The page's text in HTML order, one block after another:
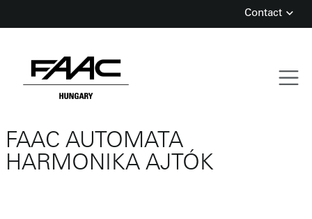
to
content
Contact
FAAC AUTOMATA
HARMONIKA AJTÓK